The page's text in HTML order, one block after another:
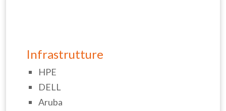
Infrastrutture
HPE
DELL
Aruba